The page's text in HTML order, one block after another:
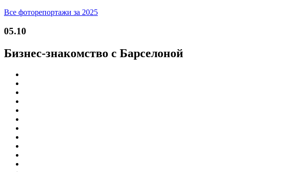
Все фоторепортажи за 2025
05.10
Бизнес-знакомство с Барселоной